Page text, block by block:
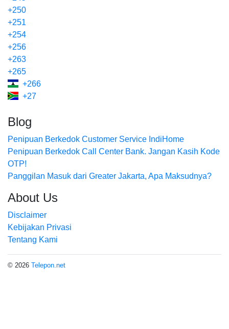
+250
+251
+254
+256
+263
+265
+266
+27
Blog
Penipuan Berkedok Customer Service IndiHome
Penipuan Berkedok Call Center Bank. Jangan Kasih Kode
OTP!
Panggilan Masuk dari Greater Jakarta, Apa Maksudnya?
About Us
Disclaimer
Kebijakan Privasi
Tentang Kami
© 2026 Telepon.net